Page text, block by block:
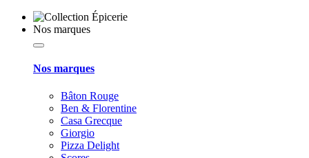
Nos marques
Nos marques
Bâton Rouge
Ben & Florentine
Casa Grecque
Giorgio
Pizza Delight